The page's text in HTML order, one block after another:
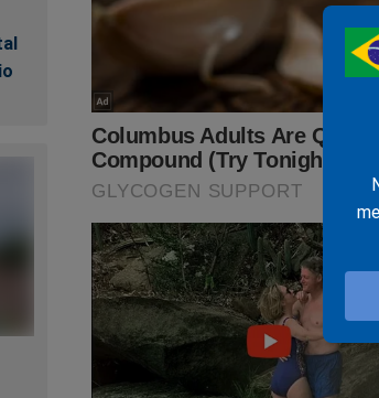
Conheça e divulgue a lista dos que